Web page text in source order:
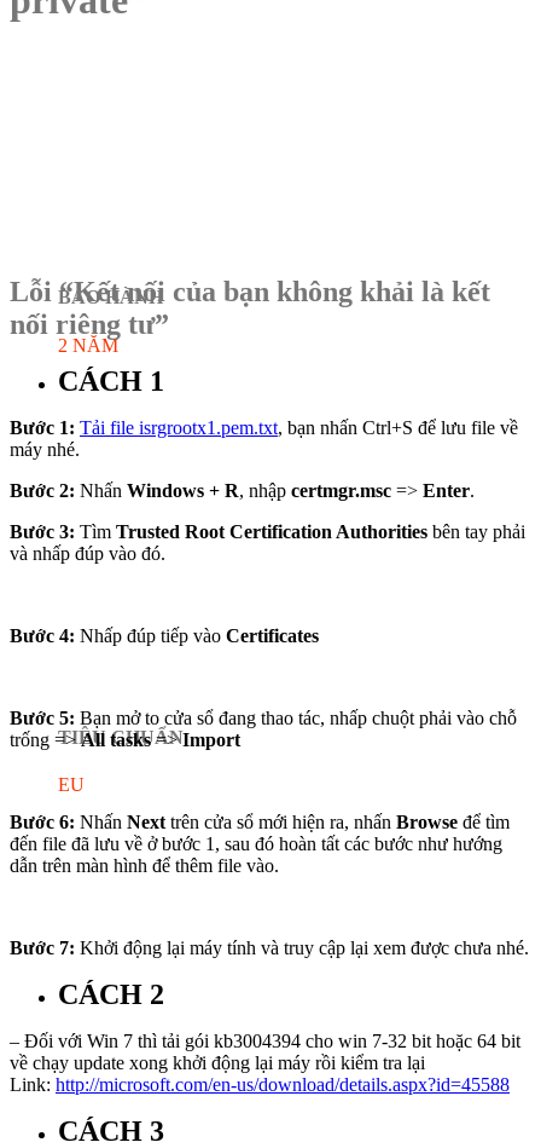
BẢO HÀNH
2 NĂM
TIÊU CHUẨN
EU
Lỗi “Kết nối của bạn không khải là kết
nối riêng tư”
CÁCH 1
Bước 1: Tải file isrgrootx1.pem.txt, bạn nhấn Ctrl+S để lưu file về
máy nhé.
Bước 2: Nhấn Windows + R, nhập certmgr.msc => Enter.
Bước 3: Tìm Trusted Root Certification Authorities bên tay phải
và nhấp đúp vào đó.
Bước 4: Nhấp đúp tiếp vào Certificates
Bước 5: Bạn mở to cửa sổ đang thao tác, nhấp chuột phải vào chỗ
trống =>All tasks=>Import
Bước 6: Nhấn Next trên cửa sổ mới hiện ra, nhấn Browse để tìm
đến file đã lưu về ở bước 1, sau đó hoàn tất các bước như hướng
dẫn trên màn hình để thêm file vào.
Bước 7: Khởi động lại máy tính và truy cập lại xem được chưa nhé.
CÁCH 2
– Đối với Win 7 thì tải gói kb3004394 cho win 7-32 bit hoặc 64 bit
về chạy update xong khởi động lại máy rồi kiểm tra lại
Link: http://microsoft.com/en-us/download/details.aspx?id=45588
CÁCH 3